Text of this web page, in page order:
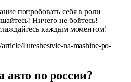
попробовать себя в роли
Ничего не бойтесь!
каждым моментом!
Puteshestvie-na-mashine-po-
авто по россии?